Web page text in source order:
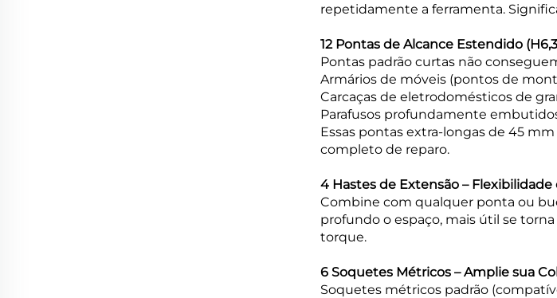
repetidamente a ferramenta.
12 Pontas de Alcance Estendido
Pontas padrão curtas não
Armários de móveis (pontos de
Carcaças de eletrodomésticos de
Parafusos profundamente
Essas pontas extra-longas de 45
completo de reparo.
4 Hastes de Extensão –
Combine com qualquer ponta ou
profundo o espaço, mais útil se
torque.
6 Soquetes Métricos – Amplie sua
Soquetes métricos padrão